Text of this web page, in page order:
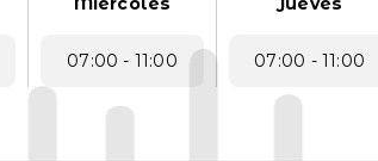
07:00 - 11:00 07:00 - 11:00